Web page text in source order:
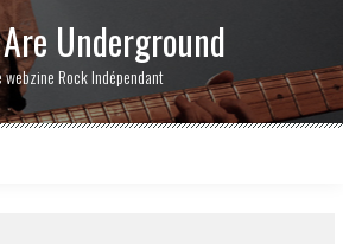
Underground
webzine Rock Indépendant